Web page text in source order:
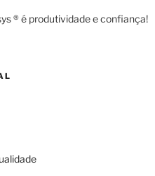
® é produtividade e confiança!